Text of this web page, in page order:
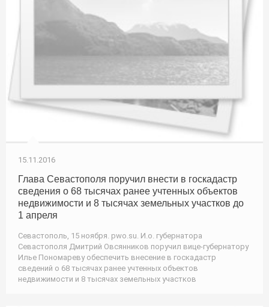
15.11.2016
Глава Севастополя поручил внести в госкадастр
сведения о 68 тысячах ранее учтенных объектов
недвижимости и 8 тысячах земельных участков до
1 апреля
Севастополь, 15 ноября. pwo.su. И.о. губернатора
Севастополя Дмитрий Овсянников поручил вице-губернатору
Илье Пономареву обеспечить внесение в госкадастр
сведений о 68 тысячах ранее учтенных объектов
недвижимости и 8 тысячах земельных участков